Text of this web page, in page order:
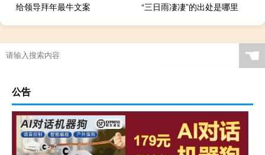
给领导拜年最牛文案
“三日雨凄凄”的出处是哪里
☚
公告